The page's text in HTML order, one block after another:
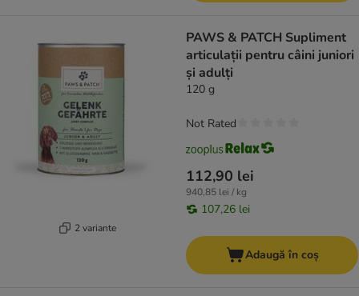
2 variante
PAWS & PATCH Supliment
articulații pentru câini juniori
și adulți
120 g
112,90 lei
940,85 lei / kg
107,26 lei
Not Rated
Adaugă în coș